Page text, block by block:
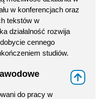
w konferencjach oraz
tekstów w
działalność rozwija
cennego
studiów.
do pracy w